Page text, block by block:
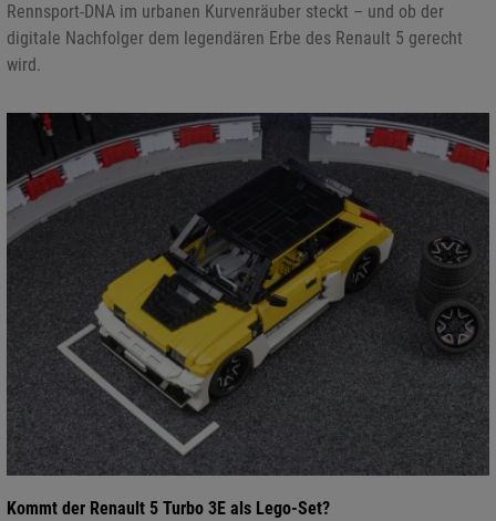
Rennsport-DNA im urbanen Kurvenräuber steckt – und ob der
digitale Nachfolger dem legendären Erbe des Renault 5 gerecht
wird.
Kommt der Renault 5 Turbo 3E als Lego-Set?